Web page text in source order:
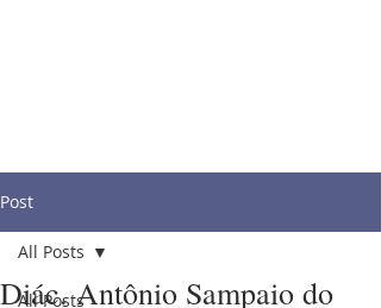
Post
All Posts
All Posts
Diác. Antônio Sampaio do